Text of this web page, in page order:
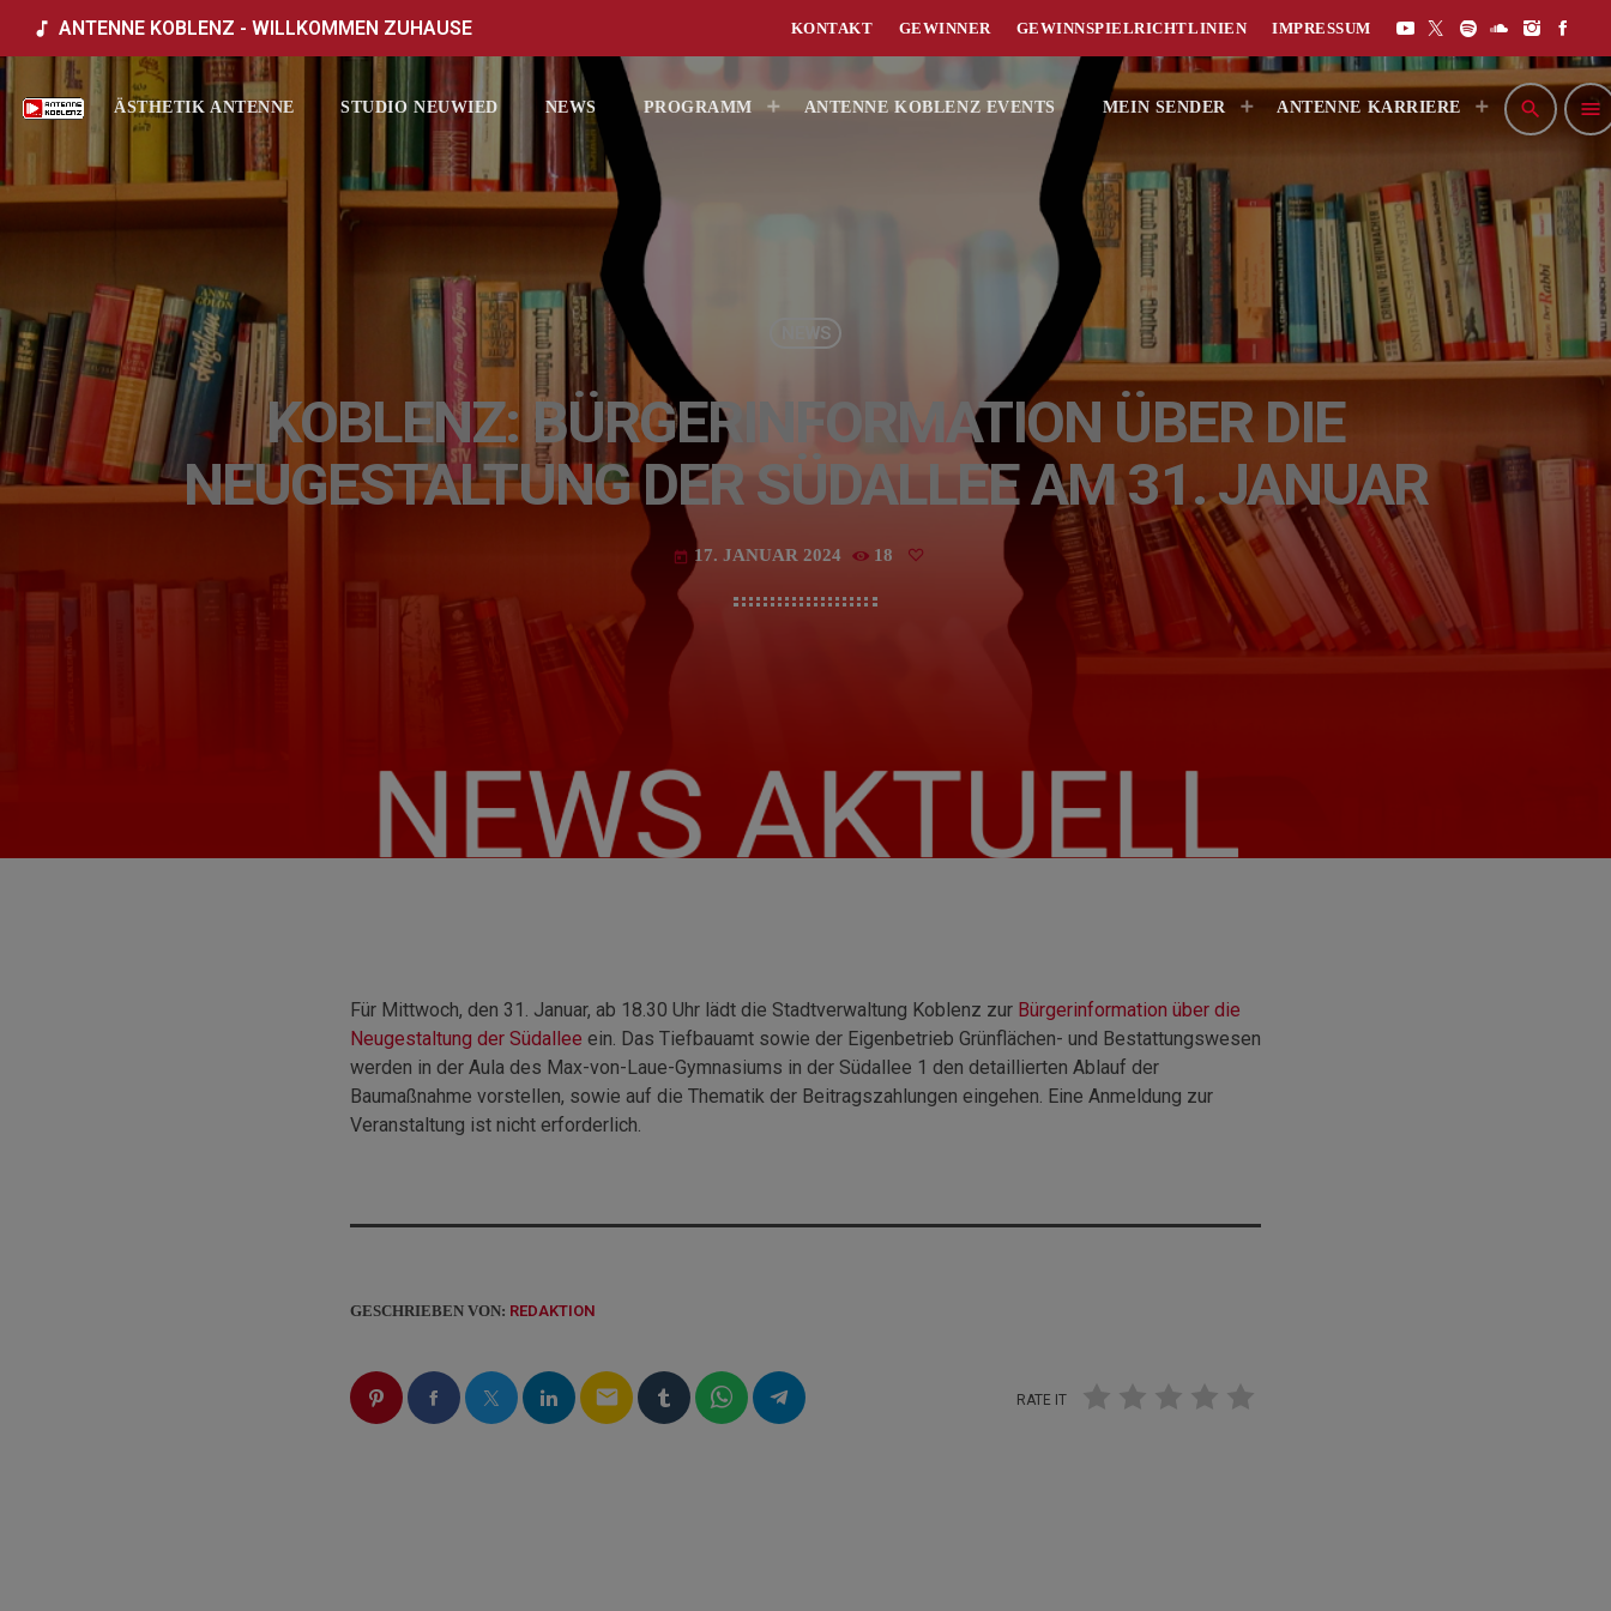
music_note ANTENNE KOBLENZ - WILLKOMMEN ZUHAUSE KONTAKT GEWINNER GEWINNSPIELRICHTLINIEN IMPRESSUM
ÄSTHETIK ANTENNE STUDIO NEUWIED NEWS PROGRAMM ANTENNE KOBLENZ EVENTS MEIN SENDER ANTENNE KARRIERE search menu
NEWS
KOBLENZ: BÜRGERINFORMATION ÜBER DIE
NEUGESTALTUNG DER SÜDALLEE AM 31. JANUAR
today 17. JANUAR 2024 18
Für Mittwoch, den 31. Januar, ab 18.30 Uhr lädt die Stadtverwaltung Koblenz zur Bürgerinformation über die
Neugestaltung der Südallee ein. Das Tiefbauamt sowie der Eigenbetrieb Grünflächen- und Bestattungswesen
werden in der Aula des Max-von-Laue-Gymnasiums in der Südallee 1 den detaillierten Ablauf der
Baumaßnahme vorstellen, sowie auf die Thematik der Beitragszahlungen eingehen. Eine Anmeldung zur
Veranstaltung ist nicht erforderlich.
GESCHRIEBEN VON: REDAKTION
email RATE IT